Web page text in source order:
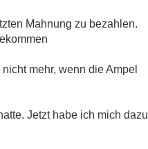
Mahnung zu bezahlen.
mehr, wenn die Ampel
Jetzt habe ich mich dazu